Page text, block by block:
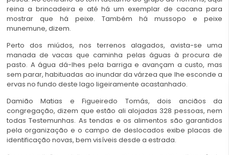
reina a brincadeira e até há um exemplar de cacana para
mostrar que há peixe. Também há mussopo e peixe
munemune, dizem.
Perto dos miúdos, nos terrenos alagados, avista-se uma
manada de vacas que caminha pelas águas à procura de
pasto. A água dá-lhes pela barriga e avançam a custo, mas
sem parar, habituadas ao inundar da várzea que lhe esconde a
ervas no fundo deste lago ligeiramente acastanhado.
Damião Matias e Figueiredo Tomás, dois anciãos da
congregação, dizem que estão ali alojadas 328 pessoas, nem
todas Testemunhas. As tendas e os alimentos são garantidos
pela organização e o campo de deslocados exibe placas de
identificação novas, bem visíveis desde a estrada.